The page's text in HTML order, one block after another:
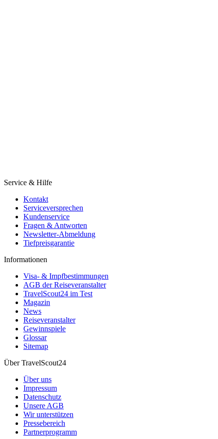
Service & Hilfe
Kontakt
Serviceversprechen
Kundenservice
Fragen & Antworten
Newsletter-Abmeldung
Tiefpreisgarantie
Informationen
Visa- & Impfbestimmungen
AGB der Reiseveranstalter
TravelScout24 im Test
Magazin
News
Reiseveranstalter
Gewinnspiele
Glossar
Sitemap
Über TravelScout24
Über uns
Impressum
Datenschutz
Unsere AGB
Wir unterstützen
Pressebereich
Partnerprogramm